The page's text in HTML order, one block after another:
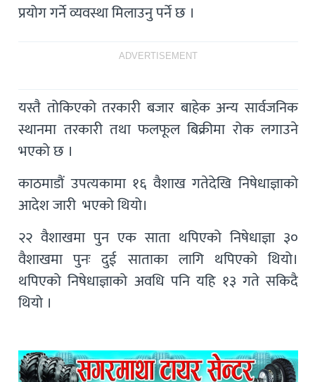
प्रयोग गर्ने व्यवस्था मिलाउनु पर्ने छ ।
ADVERTISEMENT
यस्तै तोकिएको तरकारी बजार बाहेक अन्य सार्वजनिक
स्थानमा तरकारी तथा फलफूल बिक्रीमा रोक लगाउने
भएको छ ।
काठमाडौं उपत्यकामा १६ वैशाख गतेदेखि निषेधाज्ञाको
आदेश जारी भएको थियो।
२२ वैशाखमा पुन एक साता थपिएको निषेधाज्ञा ३०
वैशाखमा पुनः दुई साताका लागि थपिएको थियो।
थपिएको निषेधाज्ञाको अवधि पनि यहि १३ गते सकिदै
थियो ।